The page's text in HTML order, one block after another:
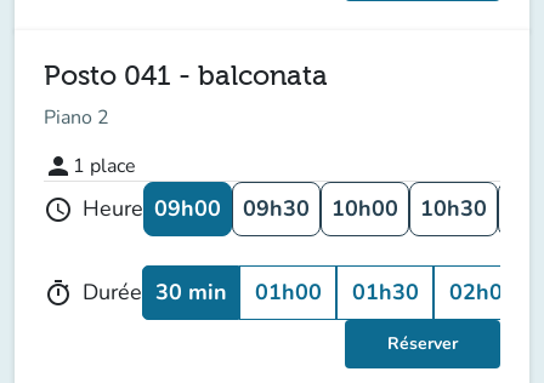
Posto 041 - balconata
Piano 2
person 1 place
schedule Heure 09h00 09h30 10h00 10h30
timer Durée 30 min 01h00 01h30 02h00
Réserver